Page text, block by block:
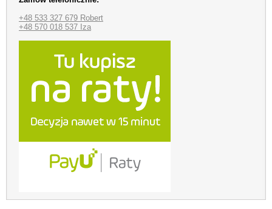
+48 533 327 679 Robert
+48 570 018 537 Iza